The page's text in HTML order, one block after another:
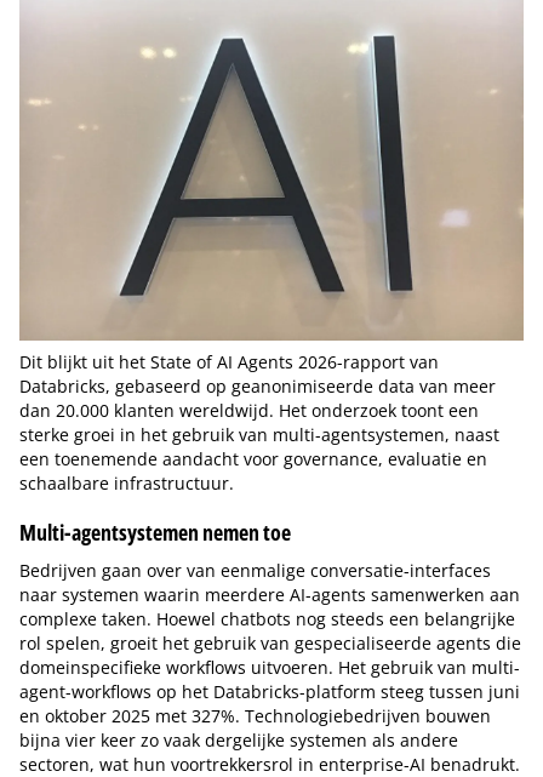
Dit blijkt uit het State of AI Agents 2026-rapport van
Databricks, gebaseerd op geanonimiseerde data van meer
dan 20.000 klanten wereldwijd. Het onderzoek toont een
sterke groei in het gebruik van multi-agentsystemen, naast
een toenemende aandacht voor governance, evaluatie en
schaalbare infrastructuur.
Multi-agentsystemen nemen toe
Bedrijven gaan over van eenmalige conversatie-interfaces
naar systemen waarin meerdere AI-agents samenwerken aan
complexe taken. Hoewel chatbots nog steeds een belangrijke
rol spelen, groeit het gebruik van gespecialiseerde agents die
domeinspecifieke workflows uitvoeren. Het gebruik van multi-
agent-workflows op het Databricks-platform steeg tussen juni
en oktober 2025 met 327%. Technologiebedrijven bouwen
bijna vier keer zo vaak dergelijke systemen als andere
sectoren, wat hun voortrekkersrol in enterprise-AI benadrukt.